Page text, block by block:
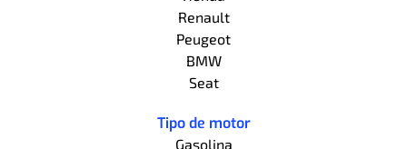
Renault
Peugeot
BMW
Seat
Tipo de motor
Gasolina